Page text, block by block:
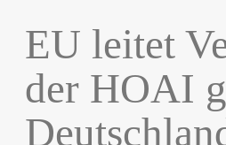
EU leitet
der HOAI